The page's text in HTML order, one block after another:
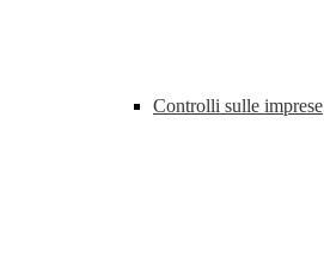
Controlli sulle imprese